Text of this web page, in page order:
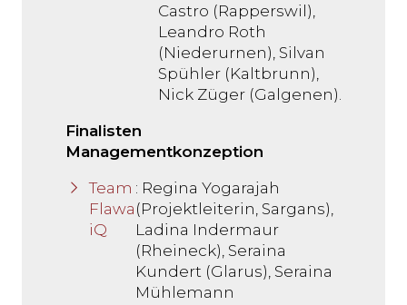
Castro (Rapperswil),
Leandro Roth
(Niederurnen), Silvan
Spühler (Kaltbrunn),
Nick Züger (Galgenen).
Finalisten
Managementkonzeption
Team
Flawa
iQ
: Regina Yogarajah
(Projektleiterin, Sargans),
Ladina Indermaur
(Rheineck), Seraina
Kundert (Glarus), Seraina
Mühlemann